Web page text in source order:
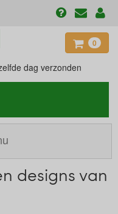
0
dag verzonden
designs van